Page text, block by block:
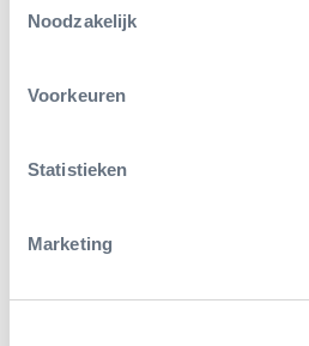
Noodzakelijk
Voorkeuren
Statistieken
Marketing
Boom beroepsonderwijs
De personeelsdag van